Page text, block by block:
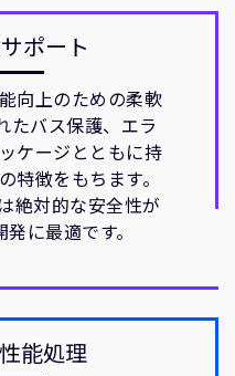
ポート
向上のための柔軟
たバス保護、エラ
ケージとともに持
特徴をもちます。
絶対的な安全性が
に最適です。
能処理